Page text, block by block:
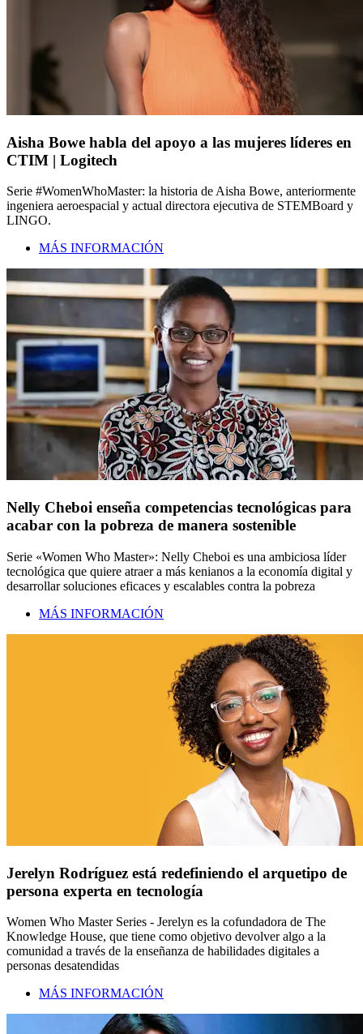
Aisha Bowe habla del apoyo a las mujeres líderes en
CTIM | Logitech
Serie #WomenWhoMaster: la historia de Aisha Bowe, anteriormente
ingeniera aeroespacial y actual directora ejecutiva de STEMBoard y
LINGO.
MÁS INFORMACIÓN
Nelly Cheboi enseña competencias tecnológicas para
acabar con la pobreza de manera sostenible
Serie «Women Who Master»: Nelly Cheboi es una ambiciosa líder
tecnológica que quiere atraer a más kenianos a la economía digital y
desarrollar soluciones eficaces y escalables contra la pobreza
MÁS INFORMACIÓN
Jerelyn Rodríguez está redefiniendo el arquetipo de
persona experta en tecnología
Women Who Master Series - Jerelyn es la cofundadora de The
Knowledge House, que tiene como objetivo devolver algo a la
comunidad a través de la enseñanza de habilidades digitales a
personas desatendidas
MÁS INFORMACIÓN